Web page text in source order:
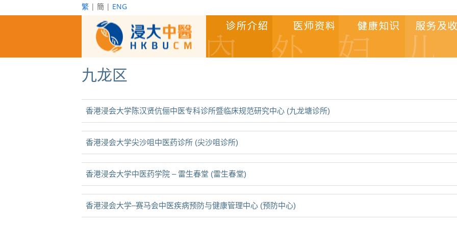
繁 | 簡 | ENG
九龙区
香港浸会大学陈汉贤伉俪中医专科诊所暨临床规范研究中心 (九龙塘诊所)
香港浸会大学尖沙咀中医药诊所 (尖沙咀诊所)
香港浸会大学中医药学院 – 雷生春堂 (雷生春堂)
香港浸会大学‒赛马会中医疾病预防与健康管理中心 (预防中心)